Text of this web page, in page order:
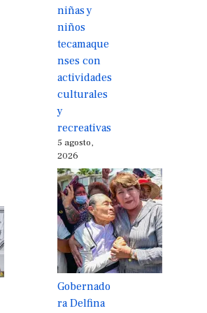
niñas y
niños
tecamaque
nses con
actividades
culturales
y
recreativas
5 agosto,
2026
Gobernado
ra Delfina